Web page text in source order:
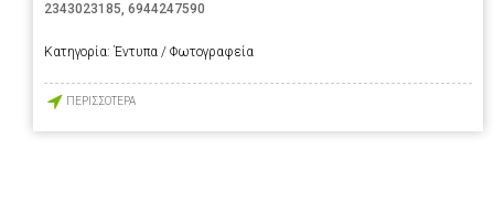
2343023185, 6944247590
Κατηγορία: Έντυπα / Φωτογραφεία
ΠΕΡΙΣΣΟΤΕΡΑ